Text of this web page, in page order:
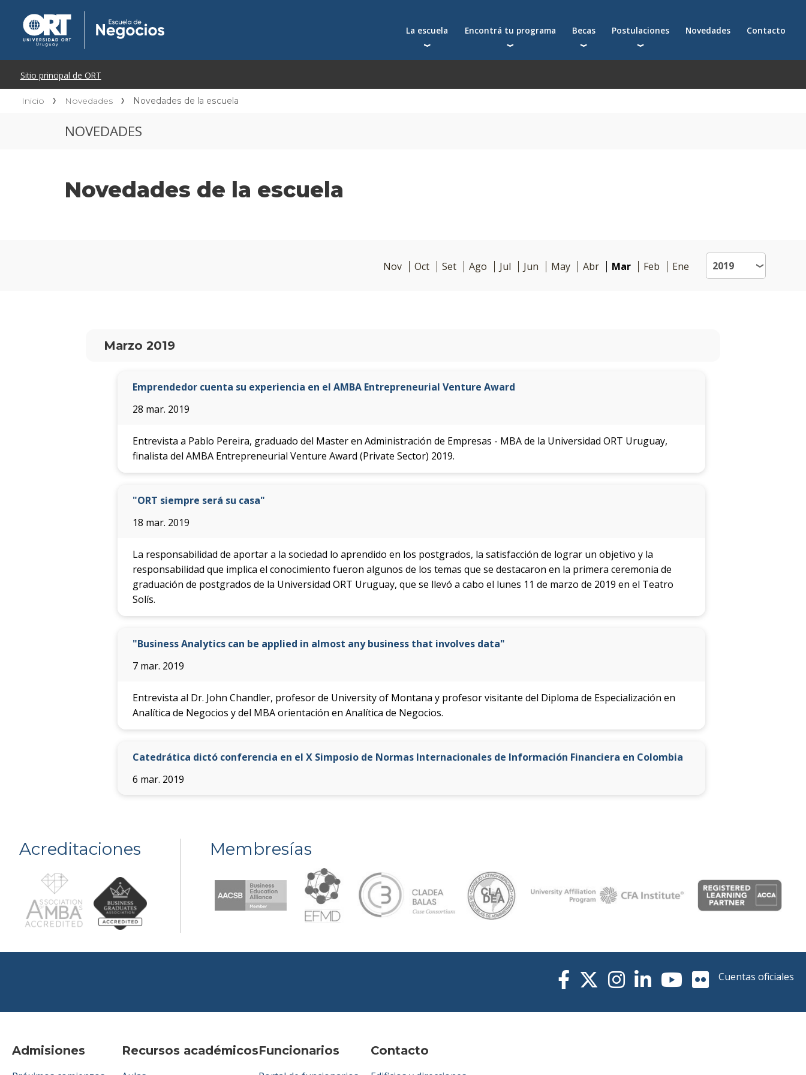
La escuela
Qué nos distingue
Encontrá tu programa
Postgrados
Becas
Becas para postgrados
Postulaciones
Cómo postularte a un postgrado
Novedades Contacto
Inicio Novedades Novedades de la escuela
NOVEDADES
Novedades de la escuela
Nov Oct Set Ago Jul Jun May Abr Mar Feb Ene
Marzo 2019
Emprendedor cuenta su experiencia en el AMBA Entrepreneurial Venture Award
28 mar. 2019
Entrevista a Pablo Pereira, graduado del Master en Administración de Empresas - MBA de la Universidad ORT Uruguay,
finalista del AMBA Entrepreneurial Venture Award (Private Sector) 2019.
"ORT siempre será su casa"
18 mar. 2019
La responsabilidad de aportar a la sociedad lo aprendido en los postgrados, la satisfacción de lograr un objetivo y la
responsabilidad que implica el conocimiento fueron algunos de los temas que se destacaron en la primera ceremonia de
graduación de postgrados de la Universidad ORT Uruguay, que se llevó a cabo el lunes 11 de marzo de 2019 en el Teatro
Solís.
"Business Analytics can be applied in almost any business that involves data"
7 mar. 2019
Entrevista al Dr. John Chandler, profesor de University of Montana y profesor visitante del Diploma de Especialización en
Analítica de Negocios y del MBA orientación en Analítica de Negocios.
Catedrática dictó conferencia en el X Simposio de Normas Internacionales de Información Financiera en Colombia
6 mar. 2019
Acreditaciones Membresías
Admisiones Recursos académicosFuncionarios Contacto
Cuentas oficiales